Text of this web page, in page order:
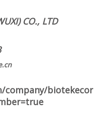
CO., LTD
company/biotekecor